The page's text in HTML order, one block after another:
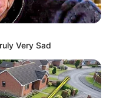
para
hasta que
Very Sad